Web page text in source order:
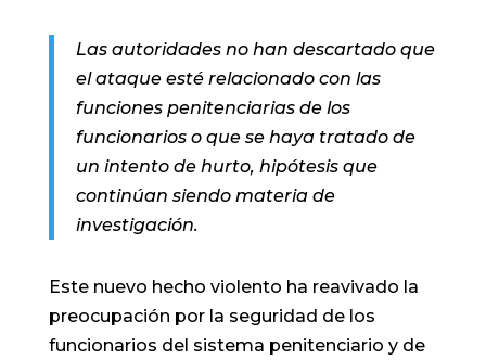
Las autoridades no han descartado que
el ataque esté relacionado con las
funciones penitenciarias de los
funcionarios o que se haya tratado de
un intento de hurto, hipótesis que
continúan siendo materia de
investigación.
Este nuevo hecho violento ha reavivado la
preocupación por la seguridad de los
funcionarios del sistema penitenciario y de